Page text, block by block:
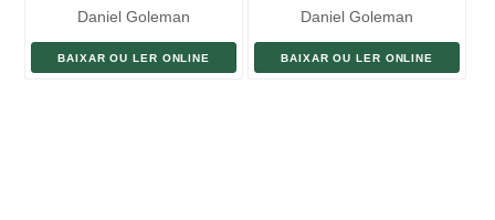
Daniel Goleman
BAIXAR OU LER ONLINE
Daniel Goleman
BAIXAR OU LER ONLINE